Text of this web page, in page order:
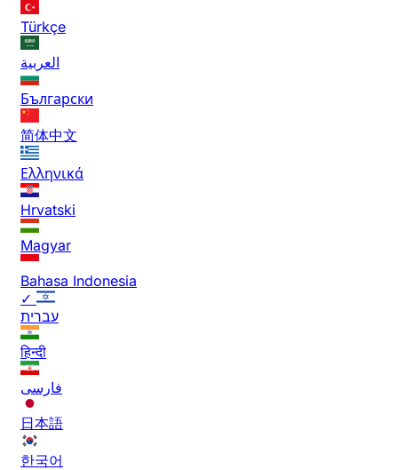
Türkçe
العربية
Български
简体中文
Ελληνικά
Hrvatski
Magyar
Bahasa Indonesia
✓
עברית
हिन्दी
فارسی
日本語
한국어